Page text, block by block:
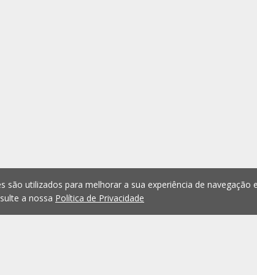
são utilizados para melhorar a sua experiência de navegação
a nossa Política de Privacidade